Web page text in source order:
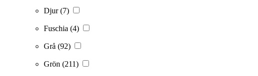
Djur(7)
Fuschia (4)
Grå (92)
Grön (211)